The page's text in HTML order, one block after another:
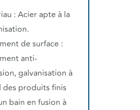
: Acier apte à la
de surface :
anti-
galvanisation à
des produits finis
bain en fusion à